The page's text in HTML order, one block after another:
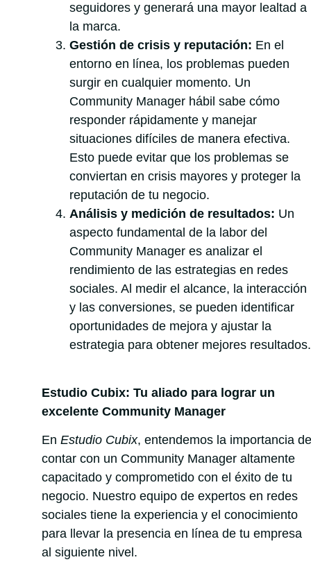
seguidores y generará una mayor lealtad a
la marca.
Gestión de crisis y reputación: En el
entorno en línea, los problemas pueden
surgir en cualquier momento. Un
Community Manager hábil sabe cómo
responder rápidamente y manejar
situaciones difíciles de manera efectiva.
Esto puede evitar que los problemas se
conviertan en crisis mayores y proteger la
reputación de tu negocio.
Análisis y medición de resultados: Un
aspecto fundamental de la labor del
Community Manager es analizar el
rendimiento de las estrategias en redes
sociales. Al medir el alcance, la interacción
y las conversiones, se pueden identificar
oportunidades de mejora y ajustar la
estrategia para obtener mejores resultados.
Estudio Cubix: Tu aliado para lograr un
excelente Community Manager
En Estudio Cubix, entendemos la importancia de
contar con un Community Manager altamente
capacitado y comprometido con el éxito de tu
negocio. Nuestro equipo de expertos en redes
sociales tiene la experiencia y el conocimiento
para llevar la presencia en línea de tu empresa
al siguiente nivel.